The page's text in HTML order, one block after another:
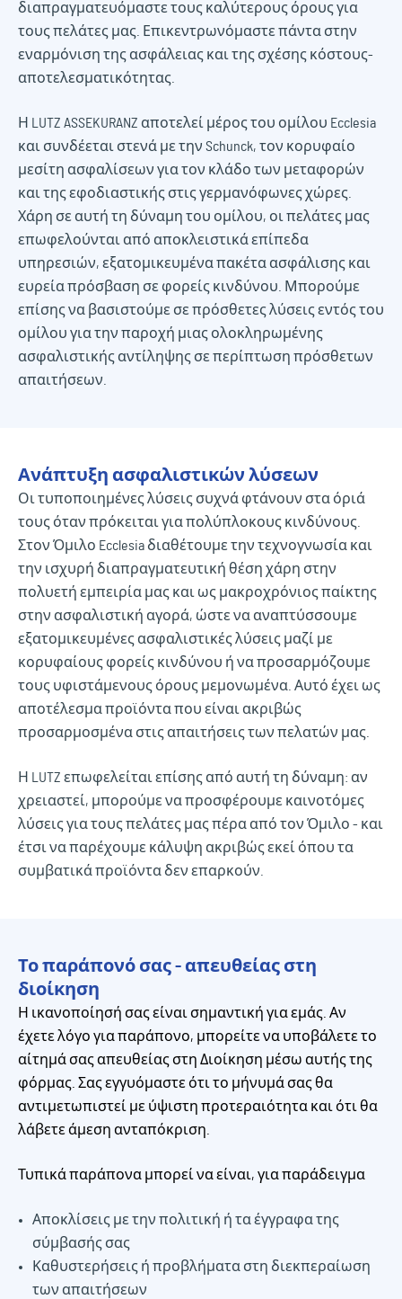
διαπραγματευόμαστε τους καλύτερους όρους για
τους πελάτες μας. Επικεντρωνόμαστε πάντα στην
εναρμόνιση της ασφάλειας και της σχέσης κόστους-
αποτελεσματικότητας.
Η LUTZ ASSEKURANZ αποτελεί μέρος του ομίλου Ecclesia
και συνδέεται στενά με την Schunck, τον κορυφαίο
μεσίτη ασφαλίσεων για τον κλάδο των μεταφορών
και της εφοδιαστικής στις γερμανόφωνες χώρες.
Χάρη σε αυτή τη δύναμη του ομίλου, οι πελάτες μας
επωφελούνται από αποκλειστικά επίπεδα
υπηρεσιών, εξατομικευμένα πακέτα ασφάλισης και
ευρεία πρόσβαση σε φορείς κινδύνου. Μπορούμε
επίσης να βασιστούμε σε πρόσθετες λύσεις εντός του
ομίλου για την παροχή μιας ολοκληρωμένης
ασφαλιστικής αντίληψης σε περίπτωση πρόσθετων
απαιτήσεων.
Ανάπτυξη ασφαλιστικών λύσεων
Οι τυποποιημένες λύσεις συχνά φτάνουν στα όριά
τους όταν πρόκειται για πολύπλοκους κινδύνους.
Στον Όμιλο Ecclesia διαθέτουμε την τεχνογνωσία και
την ισχυρή διαπραγματευτική θέση χάρη στην
πολυετή εμπειρία μας και ως μακροχρόνιος παίκτης
στην ασφαλιστική αγορά, ώστε να αναπτύσσουμε
εξατομικευμένες ασφαλιστικές λύσεις μαζί με
κορυφαίους φορείς κινδύνου ή να προσαρμόζουμε
τους υφιστάμενους όρους μεμονωμένα. Αυτό έχει ως
αποτέλεσμα προϊόντα που είναι ακριβώς
προσαρμοσμένα στις απαιτήσεις των πελατών μας.
Η LUTZ επωφελείται επίσης από αυτή τη δύναμη: αν
χρειαστεί, μπορούμε να προσφέρουμε καινοτόμες
λύσεις για τους πελάτες μας πέρα από τον Όμιλο - και
έτσι να παρέχουμε κάλυψη ακριβώς εκεί όπου τα
συμβατικά προϊόντα δεν επαρκούν.
Το παράπονό σας - απευθείας στη
διοίκηση
Η ικανοποίησή σας είναι σημαντική για εμάς. Αν
έχετε λόγο για παράπονο, μπορείτε να υποβάλετε το
αίτημά σας απευθείας στη Διοίκηση μέσω αυτής της
φόρμας. Σας εγγυόμαστε ότι το μήνυμά σας θα
αντιμετωπιστεί με ύψιστη προτεραιότητα και ότι θα
λάβετε άμεση ανταπόκριση.
Τυπικά παράπονα μπορεί να είναι, για παράδειγμα
Αποκλίσεις με την πολιτική ή τα έγγραφα της
σύμβασής σας
Καθυστερήσεις ή προβλήματα στη διεκπεραίωση
των απαιτήσεων